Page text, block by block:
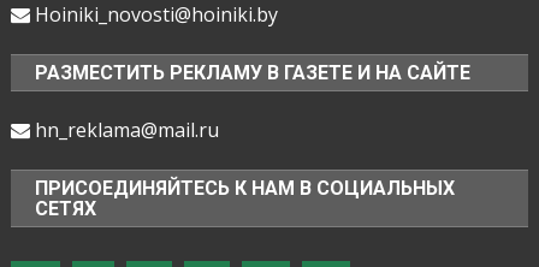
Hoiniki_novosti@hoiniki.by
РАЗМЕСТИТЬ РЕКЛАМУ В ГАЗЕТЕ И НА САЙТЕ
hn_reklama@mail.ru
ПРИСОЕДИНЯЙТЕСЬ К НАМ В СОЦИАЛЬНЫХ
СЕТЯХ